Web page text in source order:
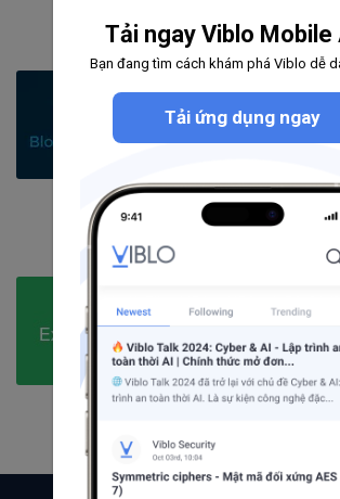
4254người theo dõi
Theo dõi
134 bài viết
15câu hỏi
1732người theo dõi
Tải ngay Viblo Mobile
Bạn đang tìm cách khám phá Viblo dễ
Tải ứng dụng ngay